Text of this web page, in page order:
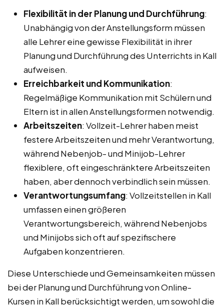
Flexibilität in der Planung und Durchführung:
Unabhängig von der Anstellungsform müssen
alle Lehrer eine gewisse Flexibilität in ihrer
Planung und Durchführung des Unterrichts in Kall
aufweisen.
Erreichbarkeit und Kommunikation:
Regelmäßige Kommunikation mit Schülern und
Eltern ist in allen Anstellungsformen notwendig.
Arbeitszeiten: Vollzeit-Lehrer haben meist
festere Arbeitszeiten und mehr Verantwortung,
während Nebenjob- und Minijob-Lehrer
flexiblere, oft eingeschränktere Arbeitszeiten
haben, aber dennoch verbindlich sein müssen.
Verantwortungsumfang: Vollzeitstellen in Kall
umfassen einen größeren
Verantwortungsbereich, während Nebenjobs
und Minijobs sich oft auf spezifischere
Aufgaben konzentrieren.
Diese Unterschiede und Gemeinsamkeiten müssen
bei der Planung und Durchführung von Online-
Kursen in Kall berücksichtigt werden, um sowohl die